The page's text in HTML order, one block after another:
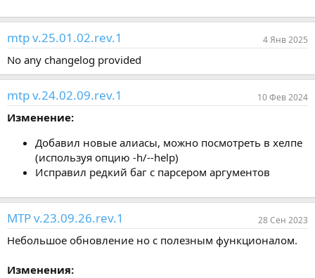
mtp v.25.01.02.rev.1 4 Янв 2025
No any changelog provided
mtp v.24.02.09.rev.1 10 Фев 2024
Изменение:
Добавил новые алиасы, можно посмотреть в хелпе
(используя опцию -h/--help)
Исправил редкий баг с парсером аргументов
MTP v.23.09.26.rev.1 28 Сен 2023
Небольшое обновление но с полезным функционалом.
Изменения: